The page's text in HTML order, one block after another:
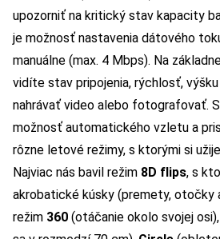
upozorniť na kritický stav kapacity
je možnosť nastavenia dátového
manuálne (max. 4 Mbps). Na
vidíte stav pripojenia, rýchlosť,
nahrávať video alebo fotografovať.
možnosť automatického vzletu a
rôzne letové režimy, s ktorými si
Najviac nás bavil režim 8D flips, s
akrobatické kúsky (premety, otočky
režim 360 (otáčanie okolo svojej osi),